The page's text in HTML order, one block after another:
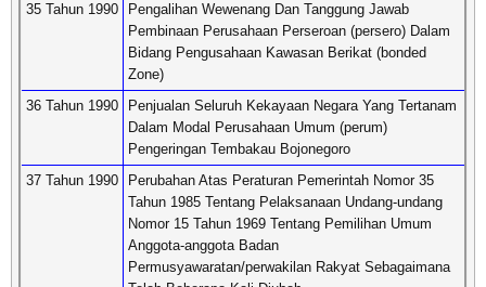
35 Tahun 1990
Pengalihan Wewenang Dan Tanggung Jawab
Pembinaan Perusahaan Perseroan (persero) Dalam
Bidang Pengusahaan Kawasan Berikat (bonded
Zone)
36 Tahun 1990
Penjualan Seluruh Kekayaan Negara Yang Tertanam
Dalam Modal Perusahaan Umum (perum)
Pengeringan Tembakau Bojonegoro
37 Tahun 1990
Perubahan Atas Peraturan Pemerintah Nomor 35
Tahun 1985 Tentang Pelaksanaan Undang-undang
Nomor 15 Tahun 1969 Tentang Pemilihan Umum
Anggota-anggota Badan
Permusyawaratan/perwakilan Rakyat Sebagaimana